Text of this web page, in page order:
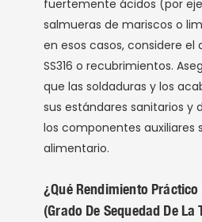
fuertemente ácidos (por
salmueras de mariscos o
en esos casos, considere el
SS316 o recubrimientos.
que las soldaduras y los
sus estándares sanitarios y
los componentes auxiliares
alimentario.
¿Qué Rendimiento
(grado De Sequedad De La